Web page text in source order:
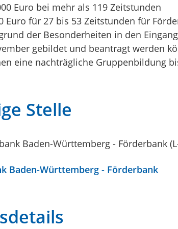
Euro bei mehr als 119 Zeitstunden
Euro für 27 bis 53 Zeitstunden für
der Besonderheiten in den
gebildet und beantragt werden
eine nachträgliche Gruppenbildung
Stelle
Baden-Württemberg - Förderbank
Baden-Württemberg - Förderbank